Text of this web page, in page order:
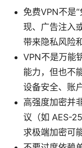
免费VPN不是
现、广告注入
带来隐私风险
VPN不是万能
能力，但也不
设备安全、账
高强度加密并
议（如 AES-
求极端加密可